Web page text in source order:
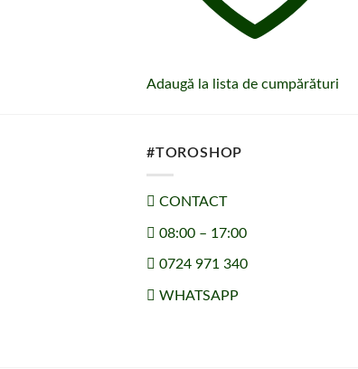
Adaugă la lista de cumpărături
#TOROSHOP
CONTACT
08:00 – 17:00
0724 971 340
WHATSAPP